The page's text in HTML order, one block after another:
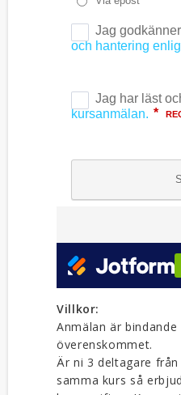
Villkor:
Anmälan är
överenskommet.
Är ni 3 deltagare
samma kurs så